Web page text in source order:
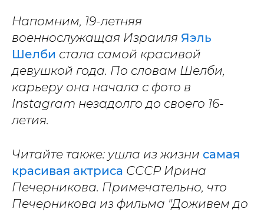
Напомним, 19-летняя
военнослужащая Израиля Яэль
Шелби стала самой красивой
девушкой года. По словам Шелби,
карьеру она начала с фото в
Instagram незадолго до своего 16-
летия.
Читайте также: ушла из жизни самая
красивая актриса СССР Ирина
Печерникова. Примечательно, что
Печерникова из фильма "Доживем до